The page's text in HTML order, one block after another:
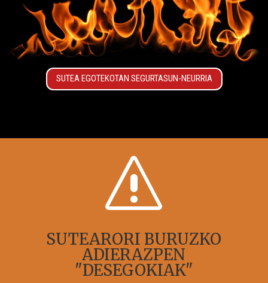
SUTEA EGOTEKOTAN SEGURTASUN-NEURRIA
s
SUTEARORI BURUZKO
ADIERAZPEN
"DESEGOKIAK"